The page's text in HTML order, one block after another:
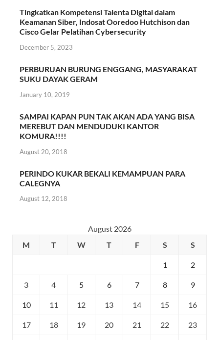
Tingkatkan Kompetensi Talenta Digital dalam
Keamanan Siber, Indosat Ooredoo Hutchison dan
Cisco Gelar Pelatihan Cybersecurity
December 5, 2023
PERBURUAN BURUNG ENGGANG, MASYARAKAT
SUKU DAYAK GERAM
January 10, 2019
SAMPAI KAPAN PUN TAK AKAN ADA YANG BISA
MEREBUT DAN MENDUDUKI KANTOR
KOMURA!!!!
August 20, 2018
PERINDO KUKAR BEKALI KEMAMPUAN PARA
CALEGNYA
August 12, 2018
August 2026
M
T W T F S S
1 2
3 4 5 6 7 8 9
10 11 12 13 14 15 16
17 18 19 20 21 22 23